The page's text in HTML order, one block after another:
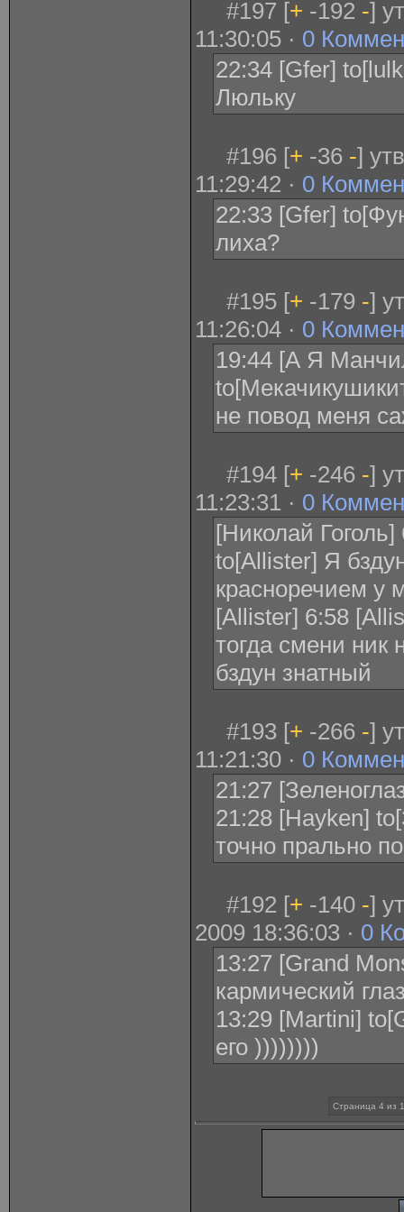
#197 [+ -192 -]
11:30:05 · 0
22:34 [Gfer]
Люльку
#196 [+ -36 -]
11:29:42 · 0
22:33 [Gfer]
лиха?
#195 [+ -179 -]
11:26:04 · 0
19:44 [А Я
не повод меня
#194 [+ -246 -]
11:23:31 · 0
[Николай
to[Allister] Я
красноречием
[Allister] 6:58
тогда смени
бздун знатный
#193 [+ -266 -]
11:21:30 · 0
21:27
21:28 [Hayken]
точно прально
#192 [+ -140 -]
2009 18:36:03 · 0
13:27 [Grand
кармический
13:29 [Martini]
его ))))))))
Страница 4 из